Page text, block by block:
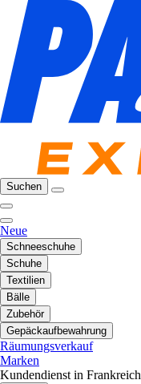
Suchen
Neue
Schneeschuhe
Schuhe
Textilien
Bälle
Zubehör
Gepäckaufbewahrung
Räumungsverkauf
Marken
Kundendienst in Frankreich